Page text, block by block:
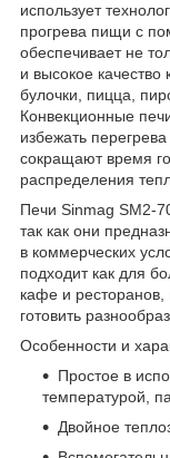
использует
прогрева пищи с
обеспечивает не
и высокое качество
булочки, пицца,
Конвекционные
избежать
сокращают время
распределения
Печи Sinmag SM2-
так как они
в коммерческих
подходит как для
кафе и ресторанов,
готовить
Особенности и
Простое в
температурой,
Двойное